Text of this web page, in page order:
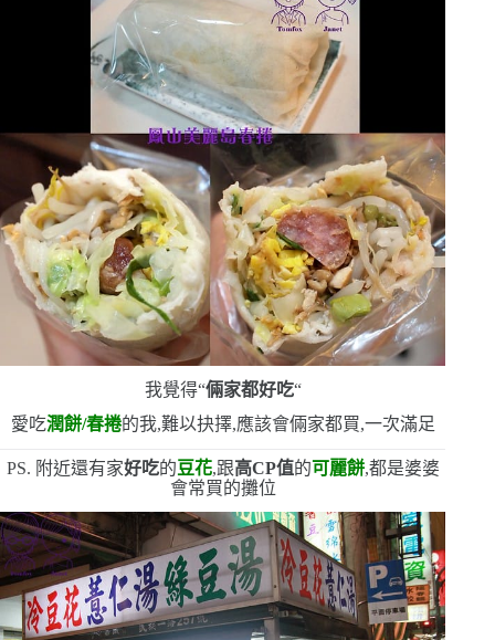
我覺得“倆家都好吃“
愛吃潤餅/春捲的我,難以抉擇,應該會倆家都買,一次滿足
PS. 附近還有家好吃的豆花,跟高CP值的可麗餅,都是婆婆
會常買的攤位